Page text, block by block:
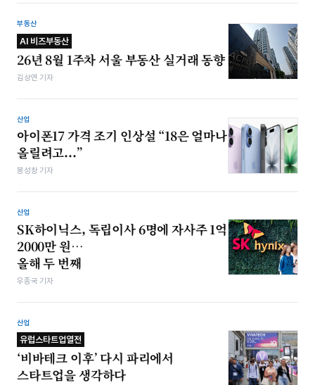
부동산
AI 비즈부동산
26년 8월 1주차 서울 부동산 실거래 동향
김상연 기자
산업
아이폰17 가격 조기 인상설 “18은 얼마나
올릴려고...”
봉성창 기자
산업
SK하이닉스, 독립이사 6명에 자사주 1억
2000만 원…
올해 두 번째
우종국 기자
산업
유럽스타트업열전
‘비바테크 이후’ 다시 파리에서
스타트업을 생각하다